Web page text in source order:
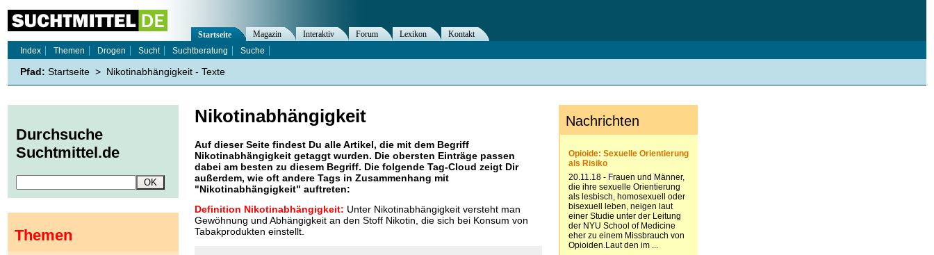
Nikotinabhängigkeit
Auf dieser Seite findest Du alle Artikel, die mit dem Begriff
Nikotinabhängigkeit getaggt wurden. Die obersten Einträge passen
dabei am besten zu diesem Begriff. Die folgende Tag-Cloud zeigt Dir
außerdem, wie oft andere Tags in Zusammenhang mit
"Nikotinabhängigkeit" auftreten:
Definition Nikotinabhängigkeit: Unter Nikotinabhängigkeit versteht man
Gewöhnung und Abhängigkeit an den Stoff Nikotin, die sich bei Konsum von
Tabakprodukten einstellt.
Startseite Magazin Interaktiv Forum Lexikon
Kontakt
Index
Themen Drogen Sucht Suchtberatung Suche
Pfad: Startseite > Nikotinabhängigkeit - Texte
Durchsuche
Suchtmittel.de
Themen